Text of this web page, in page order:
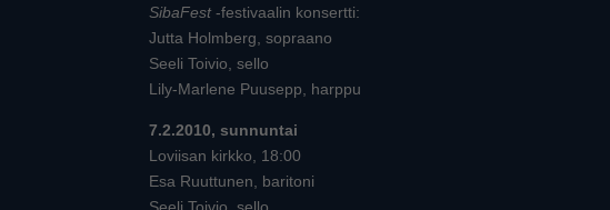
SibaFest-festivaalin konsertti:
Jutta Holmberg, sopraano
Seeli Toivio, sello
Lily-Marlene Puusepp, harppu
7.2.2010, sunnuntai
Loviisan kirkko, 18:00
Esa Ruuttunen, baritoni
Seeli Toivio, sello